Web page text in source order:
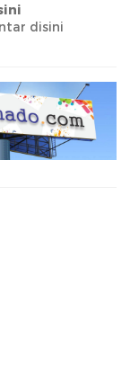
disini